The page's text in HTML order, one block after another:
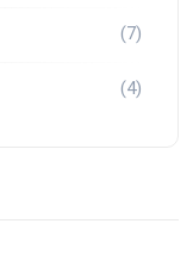
(7)
(4)